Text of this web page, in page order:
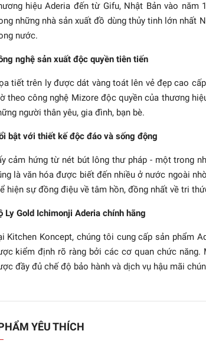
hiệu Aderia đến từ Gifu, Nhật Bản vào
những nhà sản xuất đồ dùng thủy tinh lớn nhất
nước.
nghệ sản xuất độc quyền tiên tiến
tiết trên ly được dát vàng toát lên vẻ đẹp cao
theo công nghệ Mizore độc quyền của thương
người thân yêu, gia đình, bạn bè.
bật với thiết kế độc đáo và sống động
cảm hứng từ nét bút lông thư pháp - một trong
là văn hóa được biết đến nhiều ở nước ngoài
hiện sự đồng điệu về tâm hồn, đồng nhất về tri
Ly Gold Ichimonji Aderia chính hãng
Kitchen Koncept, chúng tôi cung cấp sản phẩm
kiểm định rõ ràng bởi các cơ quan chức năng.
đầy đủ chế độ bảo hành và dịch vụ hậu mãi
YÊU THÍCH
- Tsuyoiko - Bộ ly thủy
637.200₫